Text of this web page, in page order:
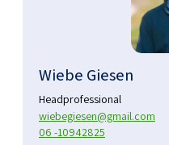
Wiebe Giesen
Headprofessional
wiebegiesen@gmail.com
06 -10942825